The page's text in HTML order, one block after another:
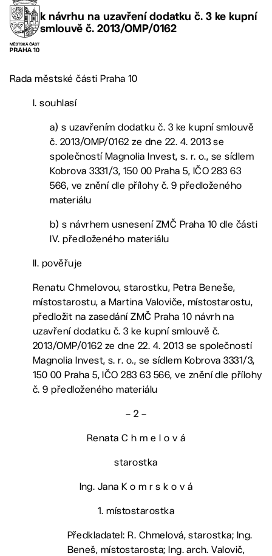
k návrhu na uzavření dodatku č. 3 ke kupní
smlouvě č. 2013/OMP/0162
Rada městské části Praha 10
I. souhlasí
a) s uzavřením dodatku č. 3 ke kupní smlouvě
č. 2013/OMP/0162 ze dne 22. 4. 2013 se
společností Magnolia Invest, s. r. o., se sídlem
Kobrova 3331/3, 150 00 Praha 5, IČO 283 63
566, ve znění dle přílohy č. 9 předloženého
materiálu
b) s návrhem usnesení ZMČ Praha 10 dle části
IV. předloženého materiálu
II. pověřuje
Renatu Chmelovou, starostku, Petra Beneše,
místostarostu, a Martina Valoviče, místostarostu,
předložit na zasedání ZMČ Praha 10 návrh na
uzavření dodatku č. 3 ke kupní smlouvě č.
2013/OMP/0162 ze dne 22. 4. 2013 se společností
Magnolia Invest, s. r. o., se sídlem Kobrova 3331/3,
150 00 Praha 5, IČO 283 63 566, ve znění dle přílohy
č. 9 předloženého materiálu
– 2 –
Renata C h m e l o v á
starostka
Ing. Jana K o m r s k o v á
1. místostarostka
Předkladatel: R. Chmelová, starostka; Ing.
Beneš, místostarosta; Ing. arch. Valovič,